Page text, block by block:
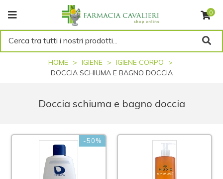
0
Cerca tra tutti i nostri prodotti...
HOME IGIENE
IGIENE CORPO
DOCCIA SCHIUMA E BAGNO DOCCIA
Doccia schiuma e bagno doccia
-50%